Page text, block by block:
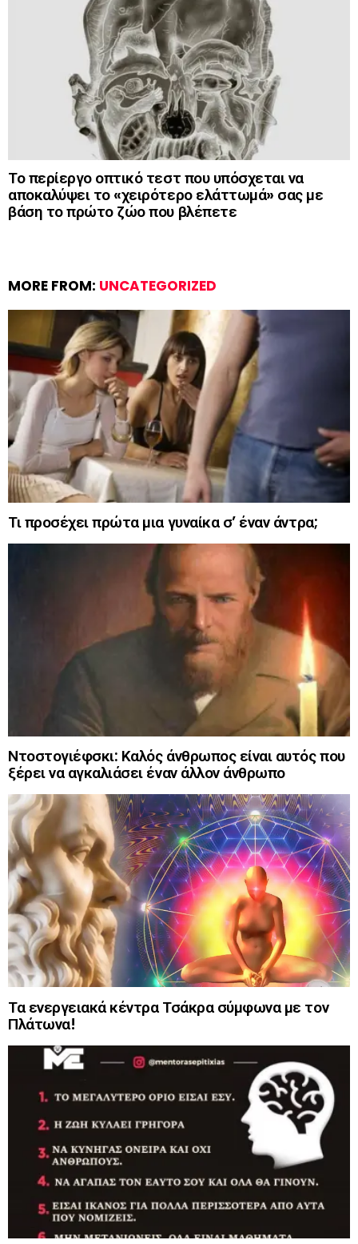
Το περίεργο οπτικό τεστ που υπόσχεται να
αποκαλύψει το «χειρότερο ελάττωμά» σας με
βάση το πρώτο ζώο που βλέπετε
MORE FROM: UNCATEGORIZED
Τι προσέχει πρώτα μια γυναίκα σ’ έναν άντρα;
Ντοστογιέφσκι: Καλός άνθρωπος είναι αυτός που
ξέρει να αγκαλιάσει έναν άλλον άνθρωπο
Τα ενεργειακά κέντρα Τσάκρα σύμφωνα με τον
Πλάτωνα!